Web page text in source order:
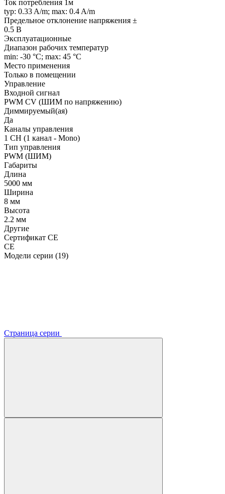
Ток потребления 1м
typ: 0.33 A/m; max: 0.4 A/m
Предельное отклонение напряжения ±
0.5 В
Эксплуатационные
Диапазон рабочих температур
min: -30 °C; max: 45 °C
Место применения
Только в помещении
Управление
Входной сигнал
PWM СV (ШИМ по напряжению)
Диммируемый(ая)
Да
Каналы управления
1 CH (1 канал - Mono)
Тип управления
PWM (ШИМ)
Габариты
Длина
5000 мм
Ширина
8 мм
Высота
2.2 мм
Другие
Сертификат CE
CE
Модели серии (19)
Страница серии